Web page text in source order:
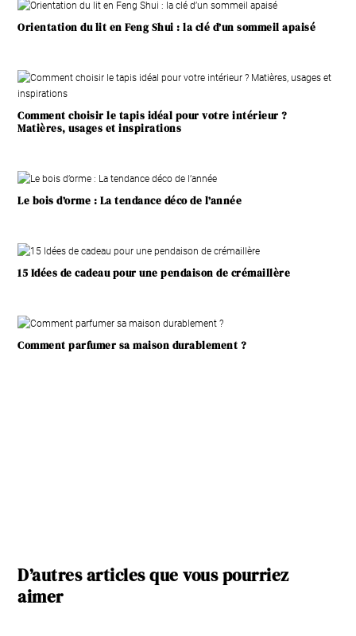
Orientation du lit en Feng Shui : la clé d’un sommeil apaisé
Comment choisir le tapis idéal pour votre intérieur ?
Matières, usages et inspirations
Le bois d’orme : La tendance déco de l’année
15 Idées de cadeau pour une pendaison de crémaillère
Comment parfumer sa maison durablement ?
D’autres articles que vous pourriez
aimer